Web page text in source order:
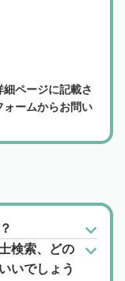
ページに記載さ
ォームからお問い
検索、どの
いでしょう